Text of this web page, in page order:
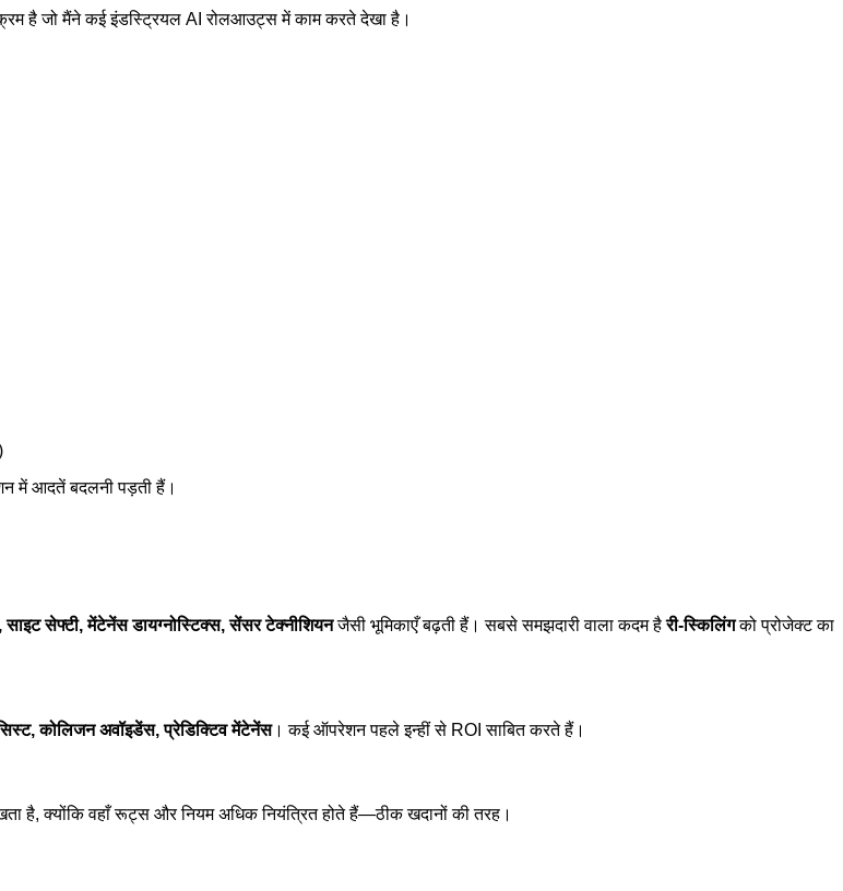
है जो मैंने कई इंडस्ट्रियल AI रोलआउट्स में काम करते देखा है।
में आदतें बदलनी पड़ती हैं।
सेफ्टी, मेंटेनेंस डायग्नोस्टिक्स, सेंसर टेक्नीशियनजैसी भूमिकाएँ बढ़ती हैं। सबसे समझदारी वाला कदम हैरी-स्किलिंगको प्रोजेक्ट का
कोलिजन अवॉइडेंस, प्रेडिक्टिव मेंटेनेंस। कई ऑपरेशन पहले इन्हीं से ROI साबित करते हैं।
है, क्योंकि वहाँ रूट्स और नियम अधिक नियंत्रित होते हैं—ठीक खदानों की तरह।